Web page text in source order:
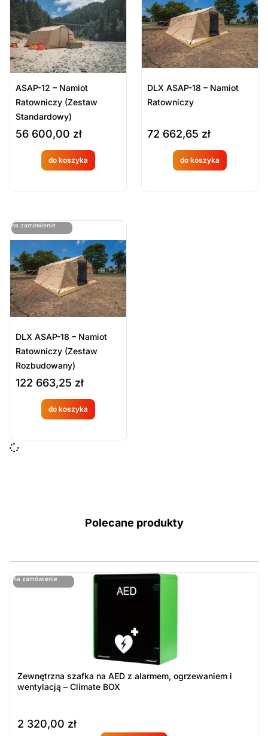
Cena
-
Kategorie Produktów
Sprzęt logistyczny
Sprzęt ratowniczy
Wyczyść
ASAP-12 – Namiot
Ratowniczy (Zestaw
Standardowy)
56 600,00 zł
do koszyka
Produkt
na
zamówien
ie
DLX ASAP-18 – Namiot
Ratowniczy
72 662,65 zł
do koszyka
Produkt
na zamówienie
ostatnie sztuki
DLX ASAP-18 – Namiot
Ratowniczy (Zestaw
Rozbudowany)
122 663,25 zł
do koszyka
Produkt
dostępny
Polecane produkty
na zamówienie
ostatnie sztuki
Zewnętrzna szafka na AED z alarmem, ogrzewaniem i
wentylacją – Climate BOX
2 320,00 zł